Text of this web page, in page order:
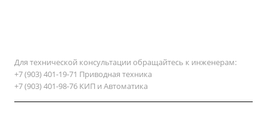
Для технической консультации обращайтесь к инженерам:
+7 (903) 401-19-71 Приводная техника
+7 (903) 401-98-76 КИП и Автоматика